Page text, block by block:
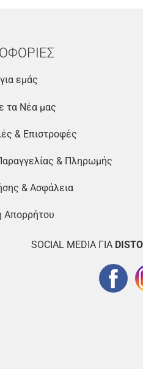
εμάς
τα Νέα μας
& Επιστροφές
& Πληρωμής
& Ασφάλεια
Απορρήτου
SOCIAL MEDIA ΓΙΑ